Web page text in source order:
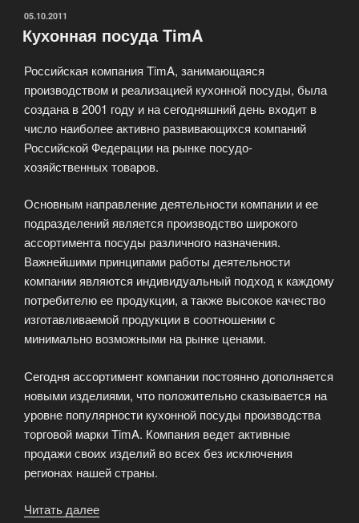
для
Gefu»
ОПУБЛИКОВАНО
05.10.2011
Кухонная посуда TimA
Российская компания TimA, занимающаяся
производством и реализацией кухонной посуды, была
создана в 2001 году и на сегодняшний день входит в
число наиболее активно развивающихся компаний
Российской Федерации на рынке посудо-
хозяйственных товаров.
Основным направление деятельности компании и ее
подразделений является производство широкого
ассортимента посуды различного назначения.
Важнейшими принципами работы деятельности
компании являются индивидуальный подход к каждому
потребителю ее продукции, а также высокое качество
изготавливаемой продукции в соотношении с
минимально возможными на рынке ценами.
Сегодня ассортимент компании постоянно дополняется
новыми изделиями, что положительно сказывается на
уровне популярности кухонной посуды производства
торговой марки TimA. Компания ведет активные
продажи своих изделий во всех без исключения
регионах нашей страны.
Читать далее